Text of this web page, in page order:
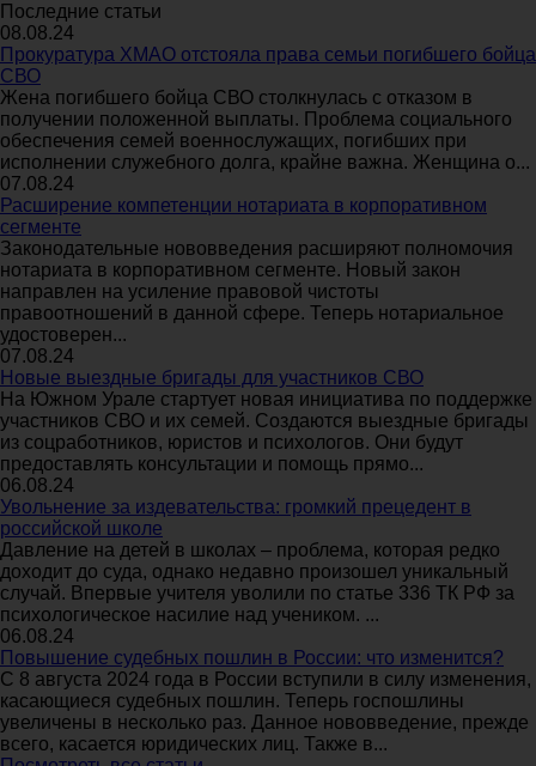
Последние статьи
08.08.24
Прокуратура ХМАО отстояла права семьи погибшего бойца
СВО
Жена погибшего бойца СВО столкнулась с отказом в
получении положенной выплаты. Проблема социального
обеспечения семей военнослужащих, погибших при
исполнении служебного долга, крайне важна. Женщина о...
07.08.24
Расширение компетенции нотариата в корпоративном
сегменте
Законодательные нововведения расширяют полномочия
нотариата в корпоративном сегменте. Новый закон
направлен на усиление правовой чистоты
правоотношений в данной сфере. Теперь нотариальное
удостоверен...
07.08.24
Новые выездные бригады для участников СВО
На Южном Урале стартует новая инициатива по поддержке
участников СВО и их семей. Создаются выездные бригады
из соцработников, юристов и психологов. Они будут
предоставлять консультации и помощь прямо...
06.08.24
Увольнение за издевательства: громкий прецедент в
российской школе
Давление на детей в школах – проблема, которая редко
доходит до суда, однако недавно произошел уникальный
случай. Впервые учителя уволили по статье 336 ТК РФ за
психологическое насилие над учеником. ...
06.08.24
Повышение судебных пошлин в России: что изменится?
С 8 августа 2024 года в России вступили в силу изменения,
касающиеся судебных пошлин. Теперь госпошлины
увеличены в несколько раз. Данное нововведение, прежде
всего, касается юридических лиц. Также в...